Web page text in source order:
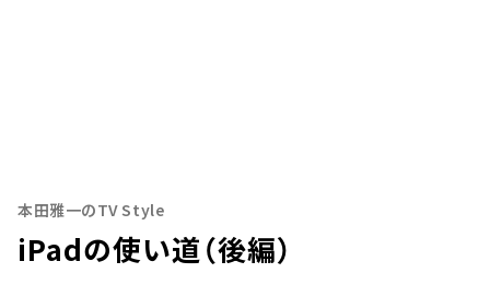
本田雅一のTV Style
iPadの使い道（後編）